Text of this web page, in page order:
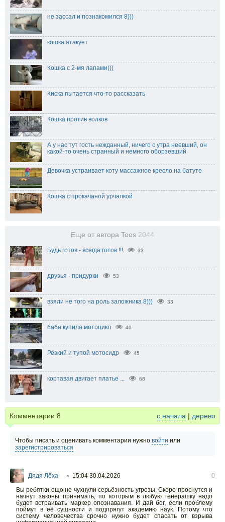
не зассал и познакомился 8)))
кошка атакует
Кошка с 2-мя лапами(((
Киска пытается что-то рассказать
Кошка против волков
А у нас тут гость нежданный, ничего с утра неевший, он
какой-то очень странный и немного оборзевший
Девочка устраивает коту массажное кресло на батуте
Кошка с прокачаной урчалкой
Еще от автора Toos 2044
Будь готов - всегда готов !!! 33
друзья - придурки 53
взяли не того на роль заложника 8))) 33
баба купила мотоцикл 40
Резкий и тупой мотосидр 45
кортавая двигает платье ... 68
Комментарии 8 с начала | дерево
Чтобы писать и оценивать комментарии нужно войти или
зарегистрироваться
Дядя Лёха ○ 15:04 30.04.2026
0
Вы ребятки ещо не чухнули серьёзность угрозы. Скоро проснутся и
начнут законы принимать, по которым в любую генерашку надо
будет встраивать маркер опознавания. И дай бог, если проблему
поймут в её сущности и подпрягут академию наук. Потому что
систему человечества срочно нужно будет спасать от взрыва